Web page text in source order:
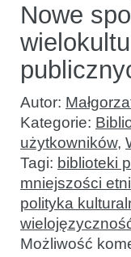
Nowe
Autor:
Kategorie:
użytkowników,
Tagi: biblioteki
mniejszości
polityka
Możliwość